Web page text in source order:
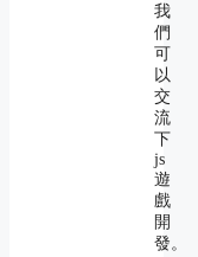
我
們
可
以
交
流
下
js
遊
戲
開
發。